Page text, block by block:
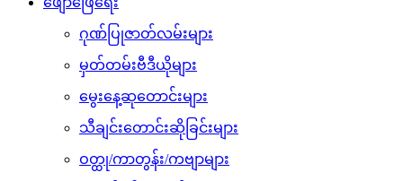
ဂုဏ်ပြုဇာတ်လမ်းများ
မှတ်တမ်းဗီဒီယိုများ
မွေးနေ့ဆုတောင်းများ
သီချင်းတောင်းဆိုခြင်းများ
ဝတ္ထု/ကာတွန်း/ကဗျာများ